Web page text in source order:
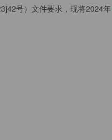
号）文件要求，现将2024年